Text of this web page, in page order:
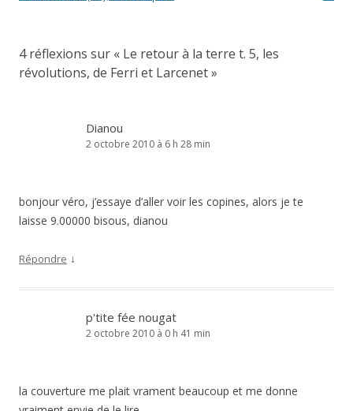
4 réflexions sur « Le retour à la terre t. 5, les
révolutions, de Ferri et Larcenet»
Dianou
2 octobre 2010 à 6 h 28 min
bonjour véro, j’essaye d’aller voir les copines, alors je te
laisse 9.00000 bisous, dianou
Répondre ↓
p'tite fée nougat
2 octobre 2010 à 0 h 41 min
la couverture me plait vrament beaucoup et me donne